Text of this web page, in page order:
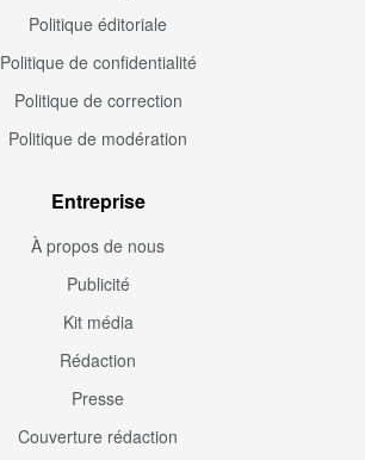
Politique éditoriale
Politique de confidentialité
Politique de correction
Politique de modération
Entreprise
À propos de nous
Publicité
Kit média
Rédaction
Presse
Couverture rédaction